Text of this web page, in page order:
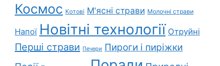
Космос Котові М'ясні страви Молочні страви
Напої Новітні технології Отруйні
Перші страви Печери Пироги і пиріжки